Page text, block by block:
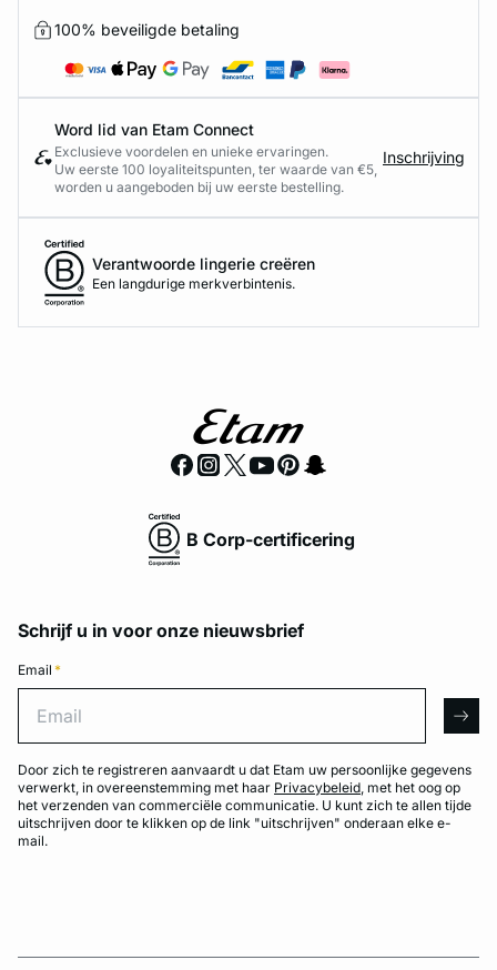
100% beveiligde betaling
Word lid van Etam Connect
Exclusieve voordelen en unieke ervaringen.
Uw eerste 100 loyaliteitspunten, ter waarde van €5,
worden u aangeboden bij uw eerste bestelling.
Inschrijving
Verantwoorde lingerie creëren
Een langdurige merkverbintenis.
B Corp-certificering
Schrijf u in voor onze nieuwsbrief
Email *
Door zich te registreren aanvaardt u dat Etam uw persoonlijke gegevens
verwerkt, in overeenstemming met haar Privacybeleid, met het oog op
het verzenden van commerciële communicatie. U kunt zich te allen tijde
uitschrijven door te klikken op de link "uitschrijven" onderaan elke e-
mail.